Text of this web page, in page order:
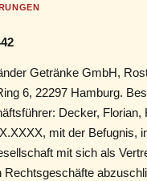
Getränke GmbH,
6, 22297 Hamburg.
Decker, Florian,
mit der Befugnis,
mit sich als
Rechtsgeschäfte